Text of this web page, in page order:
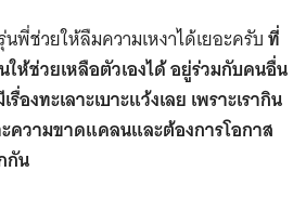
พี่ช่วยให้ลืมความเหงาได้เยอะครับที่
ให้ช่วยเหลือตัวเองได้ อยู่ร่วมกับคนอื่น
องทะเลาะเบาะแว้งเลย เพราะเรากิน
ความขาดแคลนและต้องการโอกาส
กัน